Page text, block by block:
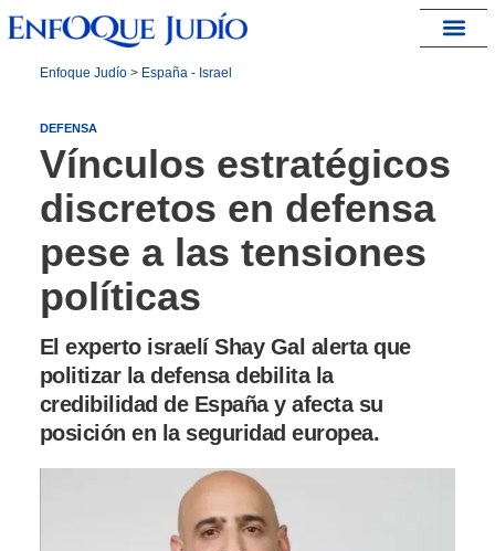
Enfoque Judío> España - Israel
DEFENSA
Vínculos estratégicos
discretos en defensa
pese a las tensiones
políticas
El experto israelí Shay Gal alerta que
politizar la defensa debilita la
credibilidad de España y afecta su
posición en la seguridad europea.